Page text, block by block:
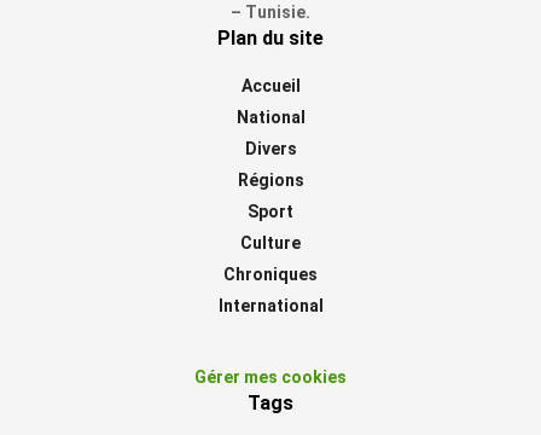
– Tunisie.
Plan du site
Accueil
National
Divers
Régions
Sport
Culture
Chroniques
International
Gérer mes cookies
Tags